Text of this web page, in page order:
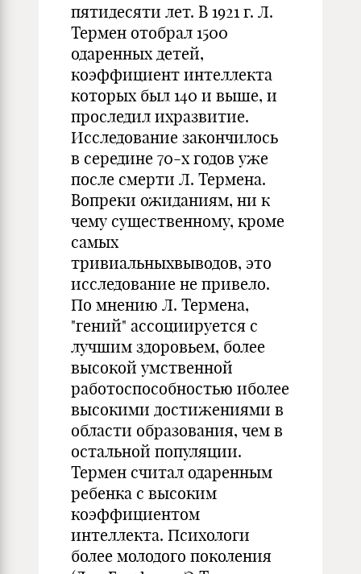
пятидесяти лет. В 1921 г. Л.
Термен отобрал 1500
одаренных детей,
коэффициент интеллекта
которых был 140 и выше, и
проследил ихразвитие.
Исследование закончилось
в середине 70-х годов уже
после смерти Л. Термена.
Вопреки ожиданиям, ни к
чему существенному, кроме
самых
тривиальныхвыводов, это
исследование не привело.
По мнению Л. Термена,
"гений" ассоциируется с
лучшим здоровьем, более
высокой умственной
работоспособностью иболее
высокими достижениями в
области образования, чем в
остальной популяции.
Термен считал одаренным
ребенка с высоким
коэффициентом
интеллекта. Психологи
более молодого поколения